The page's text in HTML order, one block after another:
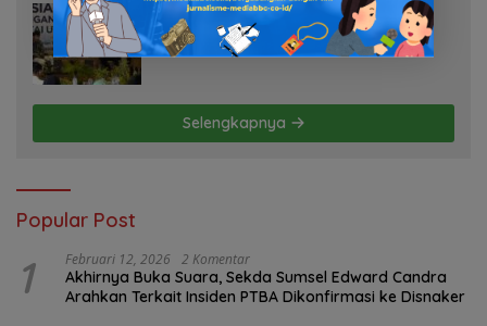
Agustus 7, 2026
Selamatkan Lahan Pertanian Brebes
dari Banjir, Kemendagri Dorong
Selengkapnya
Popular Post
1 Februari 12, 2026 2 Komentar
Akhirnya Buka Suara, Sekda Sumsel Edward Candra
Arahkan Terkait Insiden PTBA Dikonfirmasi ke Disnaker